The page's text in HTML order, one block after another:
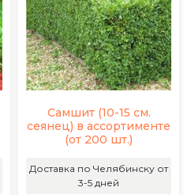
Самшит (10-15 см.
сеянец) в ассортименте
(от 200 шт.)
Доставка по Челябинску от
3-5 дней